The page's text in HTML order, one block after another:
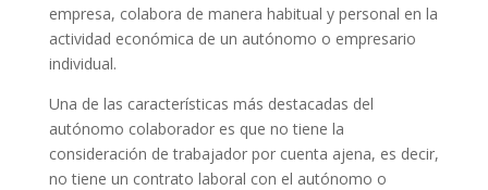
empresa, colabora de manera habitual y personal en la
actividad económica de un autónomo o empresario
individual.
Una de las características más destacadas del
autónomo colaborador es que no tiene la
consideración de trabajador por cuenta ajena, es decir,
no tiene un contrato laboral con el autónomo o